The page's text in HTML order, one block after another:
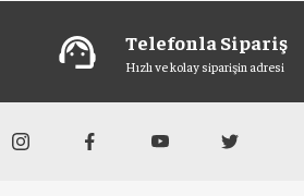
support_agent Telefonla Sipariş
Hızlı ve kolay siparişin adresi